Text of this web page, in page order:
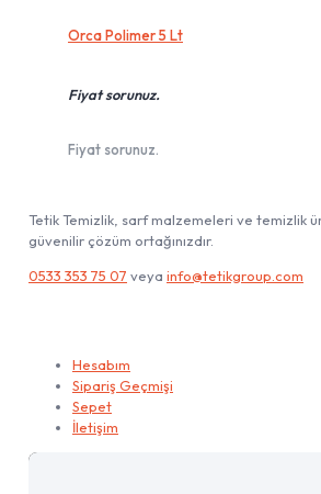
Orca Polimer 5 Lt
Fiyat sorunuz.
Fiyat sorunuz.
Tetik Temizlik, sarf malzemeleri ve temizlik
güvenilir çözüm ortağınızdır.
0533 353 75 07 veya info@tetikgroup.com
Hesabım
Sipariş Geçmişi
Sepet
İletişim